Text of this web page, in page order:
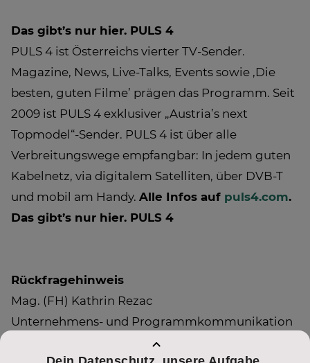
Das gibt’s nur hier. PULS 4
PULS 4 ist Österreichs vierter TV-Sender.
Magazine, News, Live-Talks, Events sowie ‚Die
besten, guten Filme’ prägen das Programm. Seit
2009 ist PULS 4 exklusiver „Austria’s next
Topmodel“-Sender. PULS 4 ist über alle
Verbreitungswege empfangbar: In jedem guten
Kabelnetz, via digitalem Satelliten, über DVB-T
und mobil am Handy. Alle Infos auf puls4.com.
Das gibt’s nur hier. PULS 4
Rückfragehinweis
Mag. (FH) Kathrin Rezac
Unternehmens- und Programmkommunikation